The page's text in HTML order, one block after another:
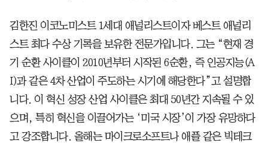
김한진 이코노미스트 1세대 애널리스트이자 베스트 애널리
스트 최다 수상 기록을 보유한 전문가입니다. 그는 “현재 경
기 순환 사이클이 2010년부터 시작된 6순환, 즉 인공지능(A
I)과 같은 4차 산업이 주도하는 시기에 해당한다”고 설명합
니다. 이 혁신 성장 산업 사이클은 최대 50년간 지속될 수 있
으며, 특히 혁신을 이끌어가는 ‘미국 시장’이 가장 유망하다
고 강조합니다. 올해는 마이크로소프트나 애플 같은 빅테크